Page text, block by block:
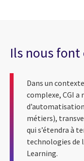
Ils nous font
Dans un
complexe, CGI
métiers),
qui s’étendra à
technologies de
Learning.